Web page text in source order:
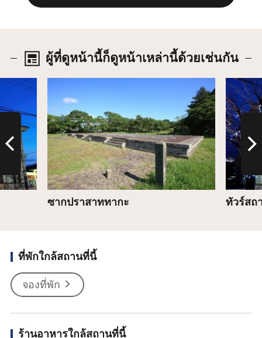
ผู้ที่ดูหน้านี้ก็ดูหน้าเหล่านี้ด้วยเช่นกัน
ซากปราสาททากะ ทัวร์สถ
รายละ
ที่พักใกล้สถานที่นี้
จองที่พัก
ร้านอาหารใกล้สถานที่นี้